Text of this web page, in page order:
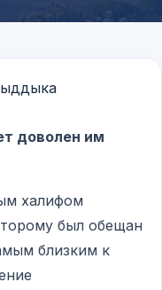
доволен им
халифом
был обещан
близким к